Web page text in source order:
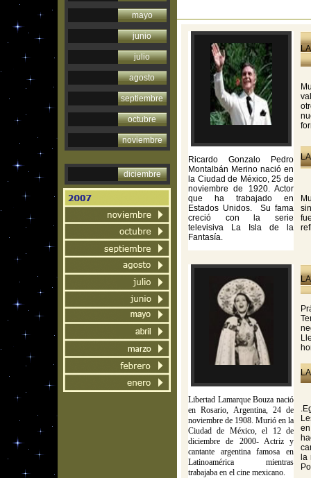
mayo
junio
julio
agosto
septiembre
octubre
noviembre
diciembre
Ricardo Gonzalo Pedro
Montalbán Merino nació en
la Ciudad de México, 25 de
noviembre de 1920. Actor
que ha trabajado en
Estados Unidos. Su fama
creció con la serie
televisiva La Isla de la
Fantasía.
Libertad Lamarque Bouza nació
en Rosario, Argentina, 24 de
noviembre de 1908. Murió en la
Ciudad de México, el 12 de
diciembre de 2000- Actriz y
cantante argentina famosa en
Latinoamérica mientras
trabajaba en el cine mexicano.
la